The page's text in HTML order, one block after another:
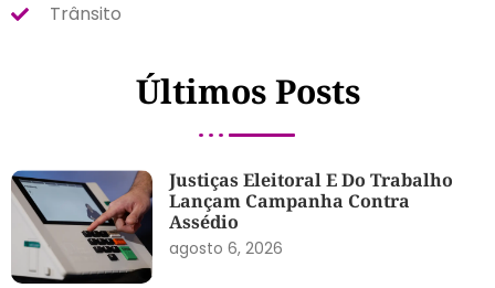
Trânsito
Últimos Posts
Justiças Eleitoral E Do Trabalho
Lançam Campanha Contra
Assédio
agosto 6, 2026